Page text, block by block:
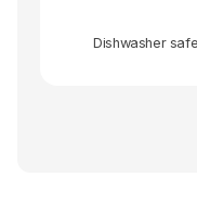
Dishwasher safe